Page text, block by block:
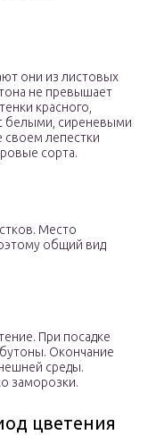
они из листовых
не превышает
красного,
белыми, сиреневыми
лепестки
сорта.
Место
общий вид
При посадке
Окончание
среды.
заморозки.
цветения